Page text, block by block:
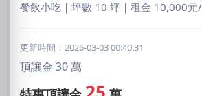
餐飲小吃｜坪數 10 坪｜租金 10,000元
更新時間：2026-03-03 00:40:31
頂讓金 30萬